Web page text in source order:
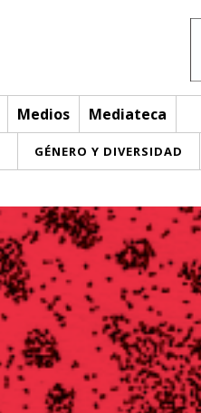
Medios Mediateca
GÉNERO Y DIVERSIDAD